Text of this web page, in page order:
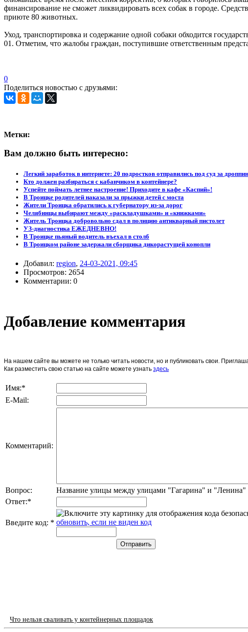
финансирование не сможет ликвидировать всех собак в городе.
приюте 80 животных.
Уход, транспортировка и содержание одной собаки обходится
01. Отметим, что жалобы граждан, поступившие ответственным
0
Поделиться новостью с друзьями:
Метки:
Вам должно быть интересно:
Легкий заработок в интернете: 20 подростков отправились под суд за
Кто должен разбираться с кабанчиком в контейнере?
Успейте поймать летнее настроение! Приходите в кафе «Каспий»!
В Троицке родителей наказали за прыжки детей с моста
Жители Троицка обратились к губернатору из-за дорог
Челябинцы выбирают между «раскладушками» и «книжками»
Житель Троицка добровольно сдал в полицию антикварный пистолет
УЗ-диагностика ЕЖЕДНЕВНО!
В Троицке пьяный водитель въехал в столб
В Троицком районе задержали сборщика дикорастущей конопли
Добавил: region, 24-03-2021, 09:45
Просмотров: 2654
Комментарии: 0
Добавление комментария
На нашем сайте вы можете не только читать новости, но и публиковать свои.
Как разместить свою статью на сайте можете узнать здесь
Имя:*
E-Mail:
Комментарий:
Вопрос:
Название улицы между улицами "Гагарина" и "Ленина"
Ответ:*
Введите код: * обновить, если не виден код
Что нельзя сваливать у контейнерных площадок